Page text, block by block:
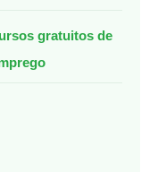
gratuitos de